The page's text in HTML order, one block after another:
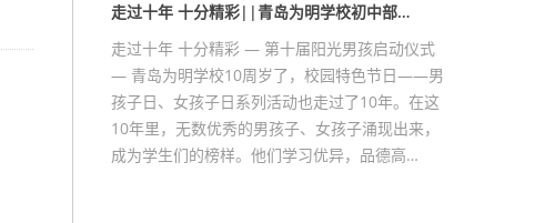
走过十年 十分精彩||青岛为明学校初中部…
走过十年 十分精彩 — 第十届阳光男孩启动仪式
— 青岛为明学校10周岁了，校园特色节日——男
孩子日、女孩子日系列活动也走过了10年。在这
10年里，无数优秀的男孩子、女孩子涌现出来，
成为学生们的榜样。他们学习优异，品德高…